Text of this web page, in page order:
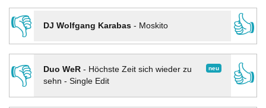
👎
DJ Wolfgang Karabas- Moskito
👍
👎
neu
Duo WeR- Höchste Zeit sich wieder zu
sehn - Single Edit
👍